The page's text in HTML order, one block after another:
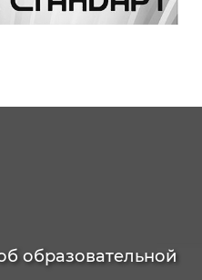
образовательной